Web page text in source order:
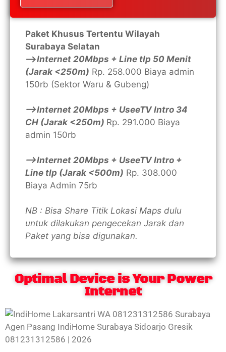
Paket Khusus Tertentu Wilayah
Surabaya Selatan
—>Internet 20Mbps + Line tlp 50 Menit
(Jarak <250m) Rp. 258.000 Biaya admin
150rb (Sektor Waru & Gubeng)
—>Internet 20Mbps + UseeTV Intro 34
CH (Jarak <250m) Rp. 291.000 Biaya
admin 150rb
—>Internet 20Mbps + UseeTV Intro +
Line tlp (Jarak <500m) Rp. 308.000
Biaya Admin 75rb
NB : Bisa Share Titik Lokasi Maps dulu
untuk dilakukan pengecekan Jarak dan
Paket yang bisa digunakan.
Optimal Device is Your Power
Internet